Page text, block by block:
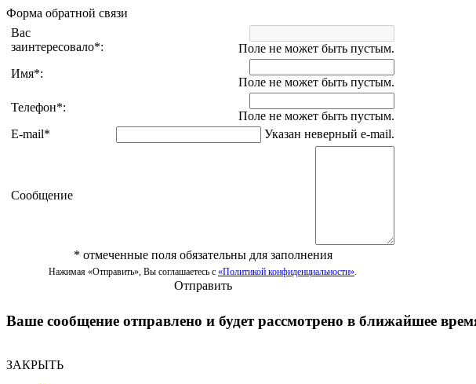
Форма обратной связи
Вас
заинтересовало*:
Поле не может быть пустым.
Имя*:
Поле не может быть пустым.
Телефон*:
Поле не может быть пустым.
E-mail* Указан неверный e-mail.
Сообщение
* отмеченные поля обязательны для заполнения
Нажимая «Отправить», Вы соглашаетесь с «Политикой конфиденциальности».
Отправить
Ваше сообщение отправлено и будет рассмотрено в ближайшее
ЗАКРЫТЬ